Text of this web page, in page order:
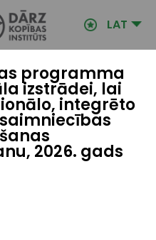
LAT
programma
izstrādei, lai
integrēto
2026. gads